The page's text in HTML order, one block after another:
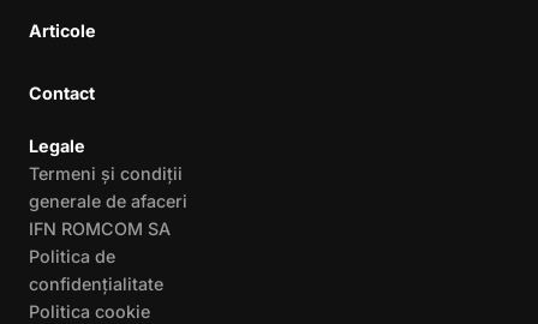
Articole
Contact
Legale
Termeni și condiții
generale de afaceri
IFN ROMCOM SA
Politica de
confidențialitate
Politica cookie